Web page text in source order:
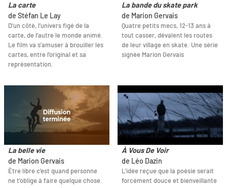
La carte
de Stéfan Le Lay
D’un côté, l’univers figé de la
carte, de l’autre le monde animé.
Le film va s’amuser à brouiller les
cartes, entre l'original et sa
représentation.
La bande du skate park
de Marion Gervais
Quatre petits mecs, 12-13 ans à
tout casser, dévalent les routes
de leur village en skate. Une série
signée Marion Gervais
La belle vie
de Marion Gervais
Être libre c’est quand personne
ne t’oblige à faire quelque chose.
À Vous De Voir
de Léo Dazin
L’idée reçue que la poésie serait
forcément douce et bienveillante